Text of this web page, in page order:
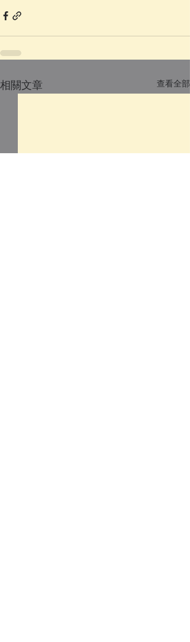
相關文章 查看全部